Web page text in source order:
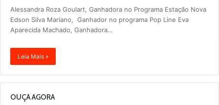
Alessandra Roza Goulart, Ganhadora no Programa Estação Nova
Edson Silva Mariano, Ganhador no programa Pop Line Eva
Aparecida Machado, Ganhadora…
Leia Mais »
OUÇA AGORA